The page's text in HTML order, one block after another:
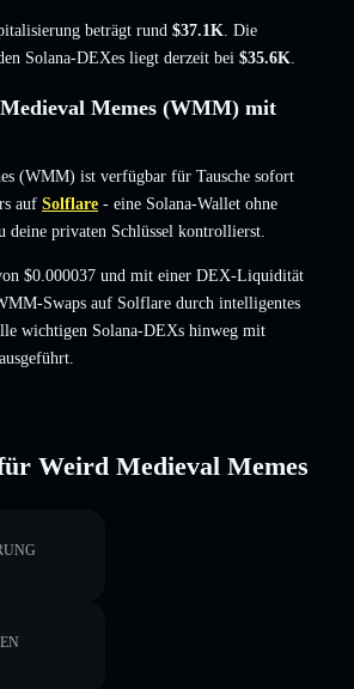
beträgt rund $37.1K. Die
Solana-DEXes liegt derzeit bei $35.6K.
Memes (WMM) mit
(WMM) ist verfügbar für Tausche sofort
auf Solflare - eine Solana-Wallet ohne
deine privaten Schlüssel kontrollierst.
$0.000037 und mit einer DEX-Liquidität
Swaps auf Solflare durch intelligentes
wichtigen Solana-DEXs hinweg mit
Weird Medieval Memes